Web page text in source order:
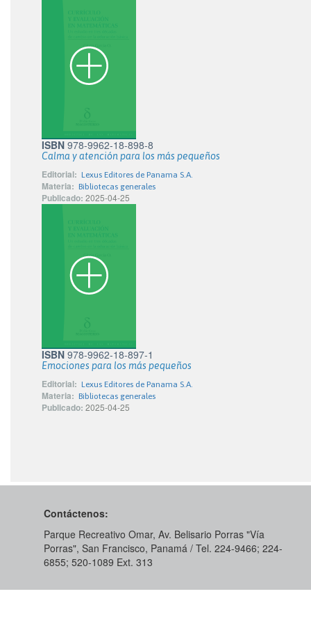
ISBN 978-9962-18-898-8
Calma y atención para los más pequeños
Editorial: Lexus Editores de Panama S.A.
Materia: Bibliotecas generales
Publicado: 2025-04-25
ISBN 978-9962-18-897-1
Emociones para los más pequeños
Editorial: Lexus Editores de Panama S.A.
Materia: Bibliotecas generales
Publicado: 2025-04-25
Contáctenos:
Parque Recreativo Omar, Av. Belisario Porras "Vía
Porras", San Francisco, Panamá / Tel. 224-9466; 224-
6855; 520-1089​ Ext. 313